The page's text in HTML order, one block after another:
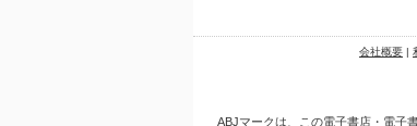
会社概要 |
ABJマークは、この電子書店・電子